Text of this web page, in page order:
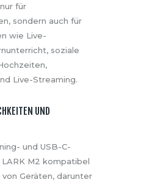
für
sondern auch für
wie Live-
soziale
Live-Streaming.
UND
und USB-C-
M2 kompatibel
Geräten, darunter